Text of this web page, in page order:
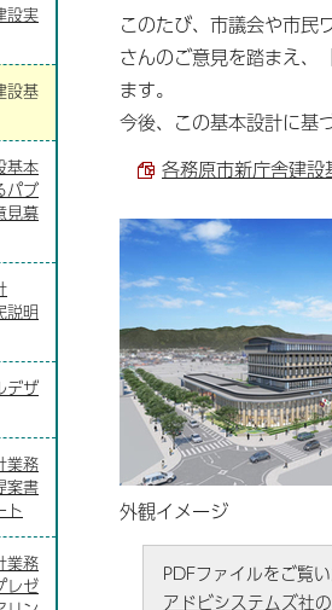
このたび、市議会や市民
さんのご意見を踏まえ、
ます。
今後、この基本設計に基
各務原市新庁舎建設
外観イメージ
PDFファイルをご覧
アドビシステムズ社
設実
設基
基本
パブ
見募
説明
デザ
業務
案書
ト
業務
レゼ